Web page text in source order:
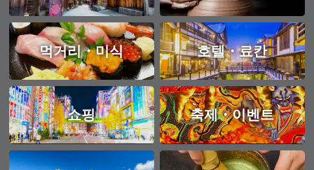
먹거리・미식 호텔・료칸
쇼핑 축제・이벤트